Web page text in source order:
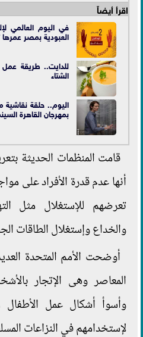
اقرأ أيضاً
في اليوم العالمي
العبودية بمصر عمرها 117 سنة
للدايت.. طريقة
الشتاء
بمهرجان القاهرة
قامت المنظمات الحديثة
أنها عدم قدرة الأفراد على
تعرضهم للإستغلال مثل
والخداع وإستغلال الطاقات
أوضحت الأمم المتحدة
المعاصر وهى الإتجار
وأسوأ أشكال عمل الأطفال
لإستخدامهم في النزاعات